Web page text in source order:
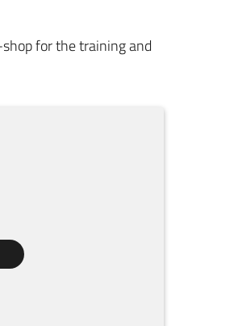
for the training and